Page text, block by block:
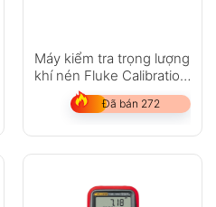
Máy kiểm tra trọng lượng
khí nén Fluke Calibration
P3000
Đã bán 272